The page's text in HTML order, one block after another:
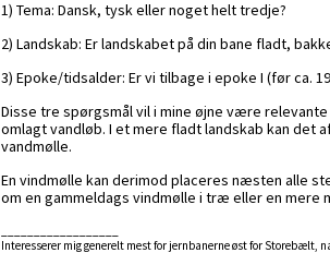
1) Tema: Dansk, tysk eller noget helt tredje?
2) Landskab: Er landskabet på din bane fladt,
3) Epoke/tidsalder: Er vi tilbage i epoke I (før ca.
Disse tre spørgsmål vil i mine øjne være
omlagt vandløb. I et mere fladt landskab kan det
vandmølle.
En vindmølle kan derimod placeres næsten alle
om en gammeldags vindmølle i træ eller en mere
Interesserer mig generelt mest for jernbanerne øst for Storebælt,